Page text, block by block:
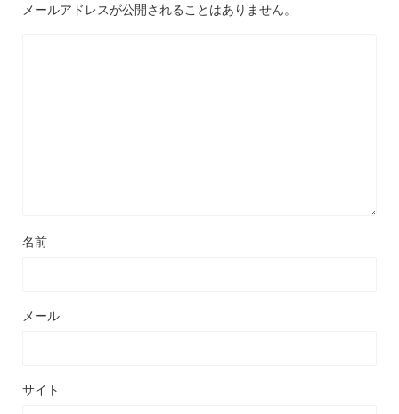
メールアドレスが公開されることはありません。
名前
メール
サイト